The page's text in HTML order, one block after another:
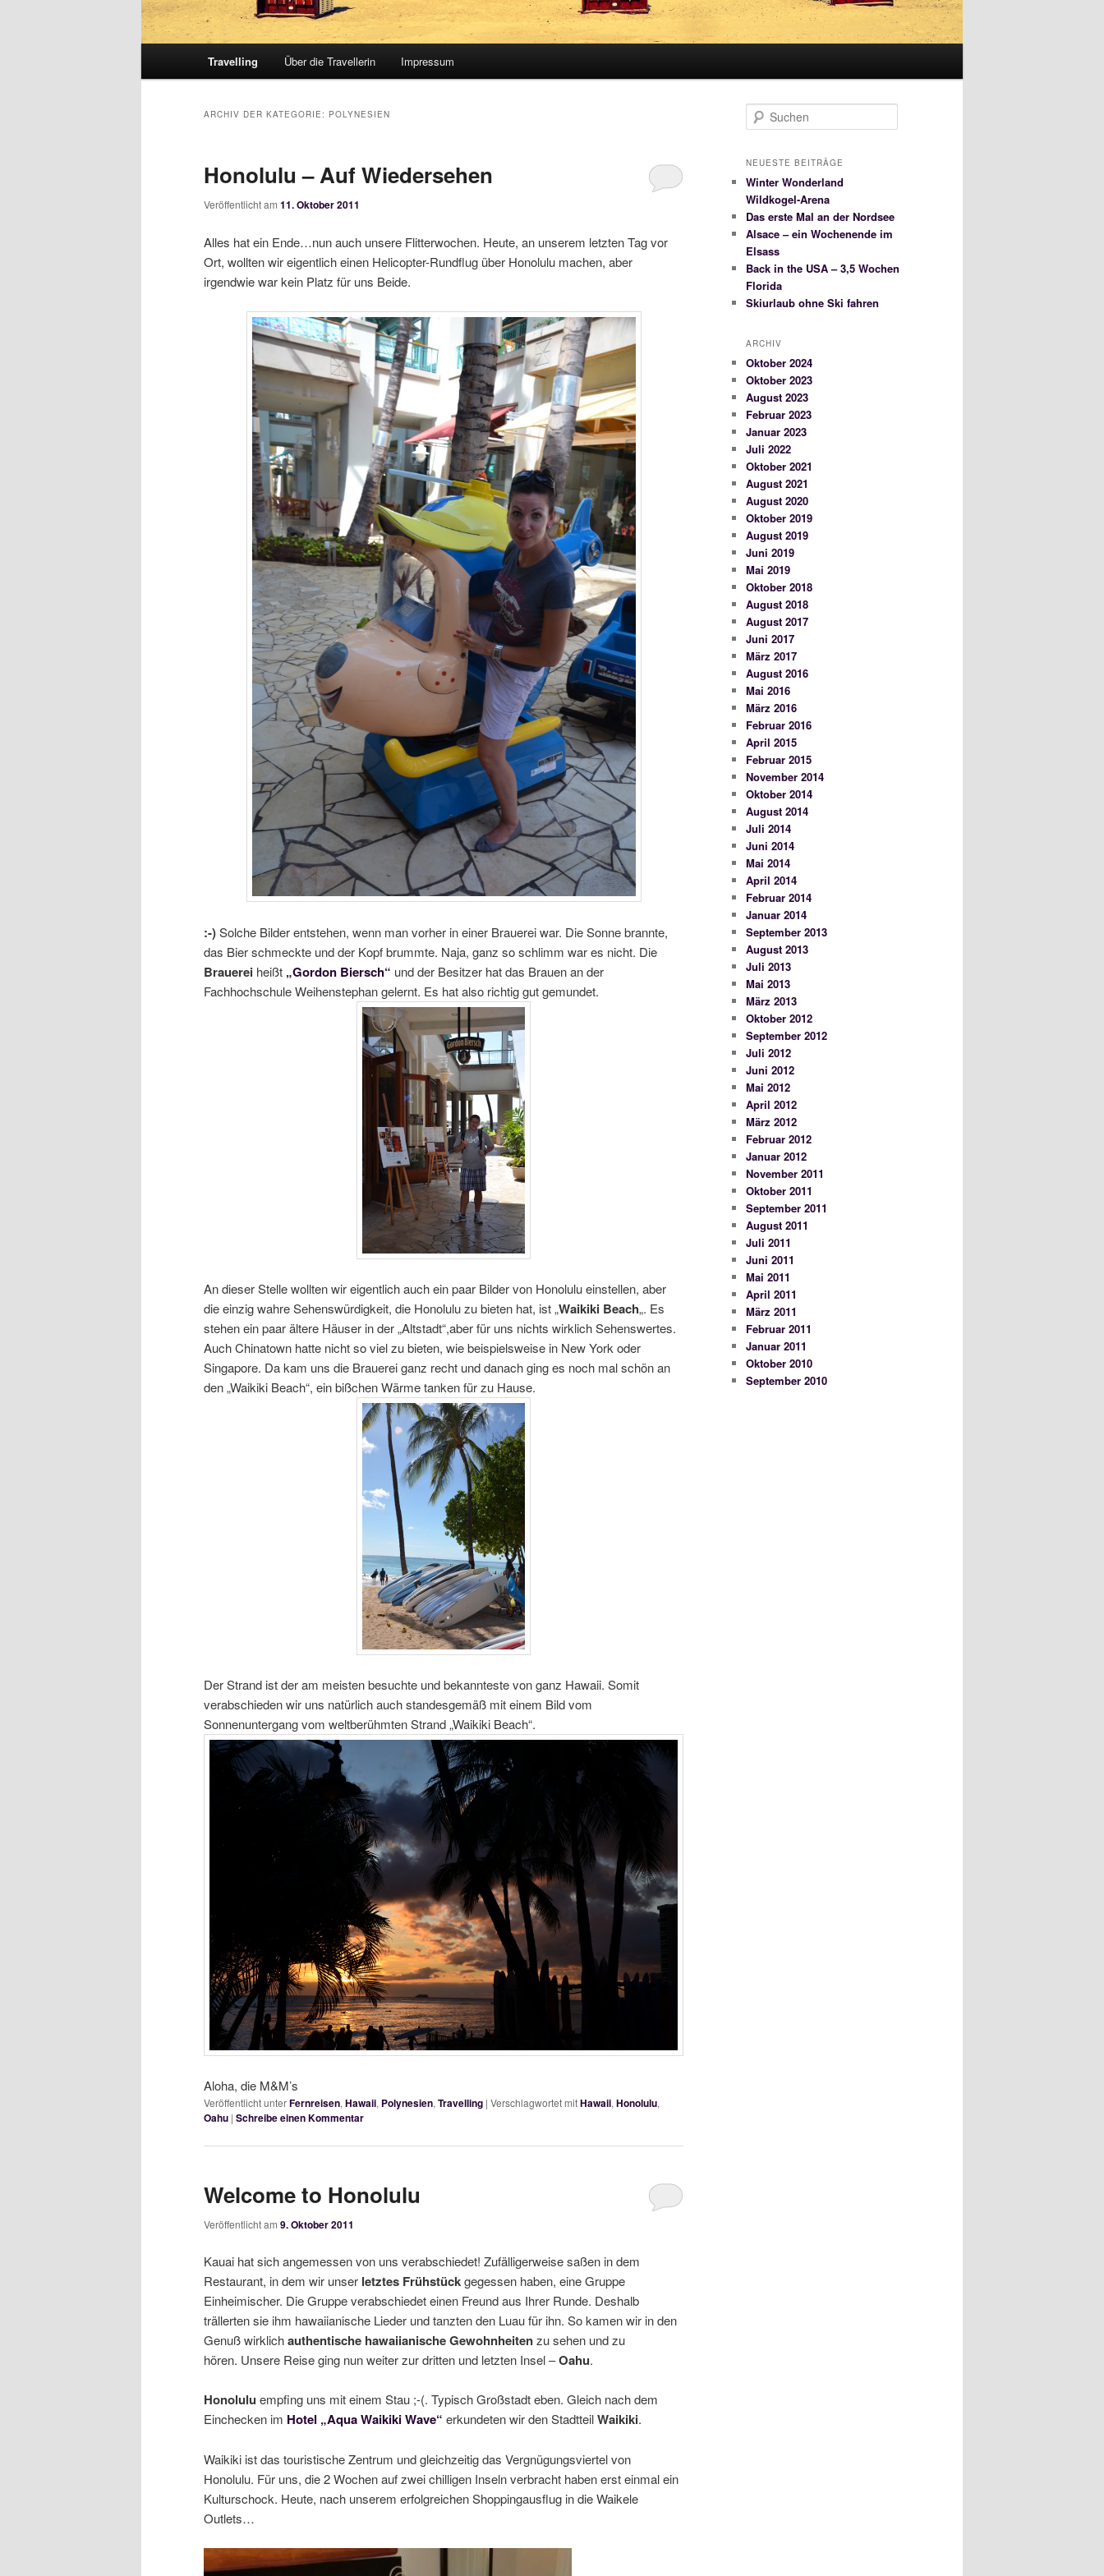
Travelling Über die Travellerin Impressum
ARCHIV DER KATEGORIE: POLYNESIEN
Honolulu – Auf Wiedersehen
Veröffentlicht am 11. Oktober 2011
Alles hat ein Ende…nun auch unsere Flitterwochen. Heute, an unserem letzten Tag vor
Ort, wollten wir eigentlich einen Helicopter-Rundflug über Honolulu machen, aber
irgendwie war kein Platz für uns Beide.
:-)Solche Bilder entstehen, wenn man vorher in einer Brauerei war. Die Sonne brannte,
das Bier schmeckte und der Kopf brummte. Naja, ganz so schlimm war es nicht. Die
Brauerei heißt „Gordon Biersch“ und der Besitzer hat das Brauen an der
Fachhochschule Weihenstephan gelernt. Es hat also richtig gut gemundet.
An dieser Stelle wollten wir eigentlich auch ein paar Bilder von Honolulu einstellen, aber
die einzig wahre Sehenswürdigkeit, die Honolulu zu bieten hat, ist „Waikiki Beach„. Es
stehen ein paar ältere Häuser in der „Altstadt“,aber für uns nichts wirklich Sehenswertes.
Auch Chinatown hatte nicht so viel zu bieten, wie beispielsweise in New York oder
Singapore. Da kam uns die Brauerei ganz recht und danach ging es noch mal schön an
den „Waikiki Beach“, ein bißchen Wärme tanken für zu Hause.
Der Strand ist der am meisten besuchte und bekannteste von ganz Hawaii. Somit
verabschieden wir uns natürlich auch standesgemäß mit einem Bild vom
Sonnenuntergang vom weltberühmten Strand „Waikiki Beach“.
Aloha, die M&M’s
Veröffentlicht unterFernreisen, Hawaii, Polynesien, Travelling | Verschlagwortet mitHawaii, Honolulu,
Oahu | Schreibe einen Kommentar
Welcome to Honolulu
Veröffentlicht am 9. Oktober 2011
Kauai hat sich angemessen von uns verabschiedet! Zufälligerweise saßen in dem
Restaurant, in dem wir unser letztes Frühstückgegessen haben, eine Gruppe
Einheimischer. Die Gruppe verabschiedet einen Freund aus Ihrer Runde. Deshalb
trällerten sie ihm hawaiianische Lieder und tanzten den Luau für ihn. So kamen wir in den
Genuß wirklichauthentische hawaiianische Gewohnheitenzu sehen und zu
hören. Unsere Reise ging nun weiter zur dritten und letzten Insel –Oahu.
Honolulu empfing uns mit einem Stau ;-(. Typisch Großstadt eben. Gleich nach dem
Einchecken im Hotel „Aqua Waikiki Wave“ erkundeten wir den StadtteilWaikiki.
Waikiki ist das touristische Zentrum und gleichzeitig das Vergnügungsviertel von
Honolulu. Für uns, die 2 Wochen auf zwei chilligen Inseln verbracht haben erst einmal ein
Kulturschock. Heute, nach unserem erfolgreichen Shoppingausflug in die Waikele
Outlets…
u
h
n
NEUESTE BEITRÄGE
Winter Wonderland
Wildkogel-Arena
Das erste Mal an der Nordsee
Alsace – ein Wochenende im
Elsass
Back in the USA – 3,5 Wochen
Florida
Skiurlaub ohne Ski fahren
ARCHIV
Oktober 2024
Oktober 2023
August 2023
Februar 2023
Januar 2023
Juli 2022
Oktober 2021
August 2021
August 2020
Oktober 2019
August 2019
Juni 2019
Mai 2019
Oktober 2018
August 2018
August 2017
Juni 2017
März 2017
August 2016
Mai 2016
März 2016
Februar 2016
April 2015
Februar 2015
November 2014
Oktober 2014
August 2014
Juli 2014
Juni 2014
Mai 2014
April 2014
Februar 2014
Januar 2014
September 2013
August 2013
Juli 2013
Mai 2013
März 2013
Oktober 2012
September 2012
Juli 2012
Juni 2012
Mai 2012
April 2012
März 2012
Februar 2012
Januar 2012
November 2011
Oktober 2011
September 2011
August 2011
Juli 2011
Juni 2011
Mai 2011
April 2011
März 2011
Februar 2011
Januar 2011
Oktober 2010
September 2010